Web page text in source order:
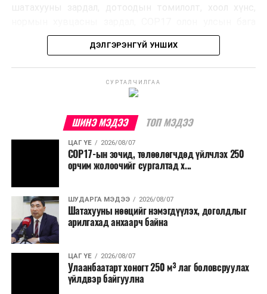
хурлын зардал, Засгийн газрын өр, орон нутгийн нөөц
хөрөнгийн санхүүжилтийг хэвийн үргэлжлүүлэхээр
шийдвэрлэжээ.
Харин дараах зардлыг хязгаарлахаар болсон байна.
шийдвэртэйгээс бусад хурал, зөвлөгөөн, ой,
тэмдэглэлт өдөр, найр наадам, соёлын арга
Урьдчилан төлөвлөсөн төрийн өндөр албан
тушаалтны томилолтоос бусад гадаад
томилолт, гадаадын зочин хүлээн авах зардал;
Зайлшгүй шаардлагагүй тоног төхөөрөмж,
тавилга, автомашин худалдан авах;
Батлан хамгаалах, хууль зүйн салбараас бусад
ДЭЛГЭРЭНГҮЙ УНШИХ
СУРТАЛЧИЛГАА
ШИНЭ МЭДЭЭ ТОП МЭДЭЭ
ЦАГ ҮЕ 2026/08/07
COP17-ын зочид, төлөөлөгчдөд үйлчлэх 250
орчим жолоочийг сургалтад х...
ШУДАРГА МЭДЭЭ 2026/08/07
Шатахууны нөөцийг нэмэгдүүлэх, доголдлыг
арилгахад анхаарч байна
ЦАГ ҮЕ 2026/08/07
Улаанбаатарт хоногт 250 м³ лаг боловсруулах
үйлдвэр байгуулна